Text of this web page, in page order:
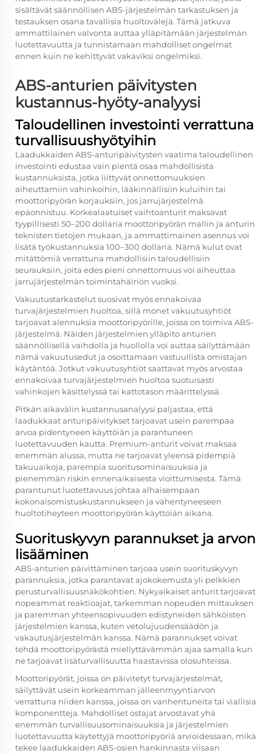
sisältävät säännöllisen ABS-järjestelmän tarkastuksen ja
testauksen osana tavallisia huoltovälejä. Tämä jatkuva
ammattilainen valvonta auttaa ylläpitämään järjestelmän
luotettavuutta ja tunnistamaan mahdolliset ongelmat
ennen kuin ne kehittyvät vakaviksi ongelmiksi.
ABS-anturien päivitysten
kustannus-hyöty-analyysi
Taloudellinen investointi verrattuna
turvallisuushyötyihin
Laadukkaiden ABS-anturipäivitysten vaatima taloudellinen
investointi edustaa vain pientä osaa mahdollisista
kustannuksista, jotka liittyvät onnettomuuksien
aiheuttamiin vahinkoihin, lääkinnällisiin kuluihin tai
moottoripyörän korjauksiin, jos jarrujärjestelmä
epäonnistuu. Korkealaatuiset vaihtoanturit maksavat
tyypillisesti 50–200 dollaria moottoripyörän mallin ja anturin
teknisten tietojen mukaan, ja ammattimainen asennus voi
lisätä työkustannuksia 100–300 dollaria. Nämä kulut ovat
mitättömiä verrattuna mahdollisiin taloudellisiin
seurauksiin, joita edes pieni onnettomuus voi aiheuttaa
jarrujärjestelmän toimintahäiriön vuoksi.
Vakuutustarkastelut suosivat myös ennakoivaa
turvajärjestelmien huoltoa, sillä monet vakuutusyhtiöt
tarjoavat alennuksia moottoripyörille, joissa on toimiva ABS-
järjestelmä. Näiden järjestelmien ylläpito anturien
säännöllisellä vaihdolla ja huollolla voi auttaa säilyttämään
nämä vakuutusedut ja osoittamaan vastuullista omistajan
käytäntöä. Jotkut vakuutusyhtiöt saattavat myös arvostaa
ennakoivaa turvajärjestelmien huoltoa suotuisasti
vahinkojen käsittelyssä tai kattotason määrittelyssä.
Pitkän aikavälin kustannusanalyysi paljastaa, että
laadukkaat anturipäivitykset tarjoavat usein parempaa
arvoa pidentyneen käyttöiän ja parantuneen
luotettavuuden kautta. Premium-anturit voivat maksaa
enemmän alussa, mutta ne tarjoavat yleensä pidempiä
takuuaikoja, parempia suoritusominaisuuksia ja
pienemmän riskin ennenaikaisesta vioittumisesta. Tämä
parantunut luotettavuus johtaa alhaisempaan
kokonaisomistuskustannukseen ja vähentyneeseen
huoltotiheyteen moottoripyörän käyttöiän aikana.
Suorituskyvyn parannukset ja arvon
lisääminen
ABS-anturien päivittäminen tarjoaa usein suorituskyvyn
parannuksia, jotka parantavat ajokokemusta yli pelkkien
perusturvallisuusnäkökohtien. Nykyaikaiset anturit tarjoavat
nopeammat reaktioajat, tarkemman nopeuden mittauksen
ja paremman yhteensopivuuden edistyneiden sähköisten
järjestelmien kanssa, kuten vetolujuudensäädön ja
vakautusjärjestelmän kanssa. Nämä parannukset voivat
tehdä moottoripyörästä miellyttävämmän ajaa samalla kun
ne tarjoavat lisäturvallisuutta haastavissa olosuhteissa.
Moottoripyörät, joissa on päivitetyt turvajärjestelmät,
säilyttävät usein korkeamman jälleenmyyntiarvon
verrattuna niiden kanssa, joissa on vanhentuneita tai viallisia
komponentteja. Mahdolliset ostajat arvostavat yhä
enemmän turvallisuusominaisuuksia ja järjestelmien
luotettavuutta käytettyjä moottoripyöriä arvioidessaan, mikä
tekee laadukkaiden ABS-osien hankinnasta viisaan